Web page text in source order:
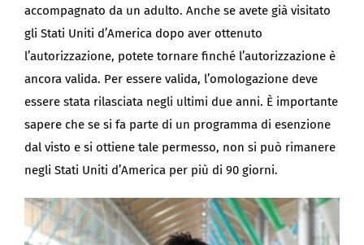
accompagnato da un adulto. Anche se avete già visitato
gli Stati Uniti d’America dopo aver ottenuto
l’autorizzazione, potete tornare finché l’autorizzazione è
ancora valida. Per essere valida, l’omologazione deve
essere stata rilasciata negli ultimi due anni. È importante
sapere che se si fa parte di un programma di esenzione
dal visto e si ottiene tale permesso, non si può rimanere
negli Stati Uniti d’America per più di 90 giorni.